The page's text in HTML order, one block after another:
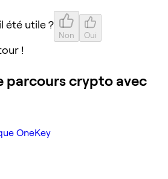
été utile ?
Non Oui
!
parcours crypto avec
OneKey